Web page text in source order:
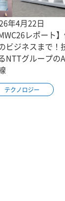
年4月22日
レポート
ビジネスまで！
NTTグループの
テクノロジー